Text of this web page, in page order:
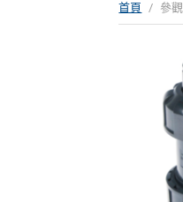
首頁 / 參